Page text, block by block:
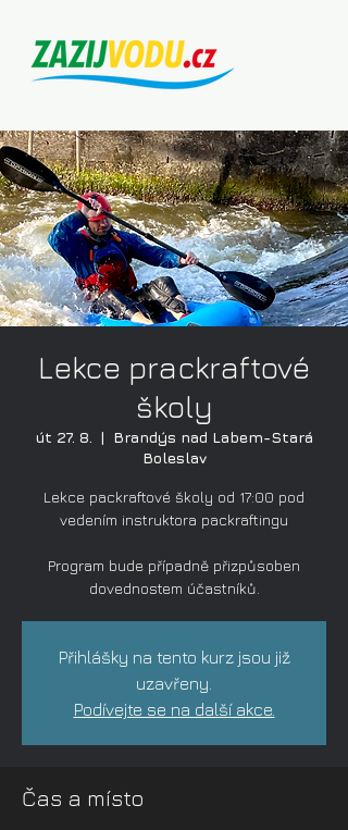
Lekce prackraftové
školy
út 27. 8.
  |
Brandýs nad Labem-Stará
Boleslav
Lekce packraftové školy od 17:00 pod
vedením instruktora packraftingu
Program bude případně přizpůsoben
dovednostem účastníků.
Přihlášky na tento kurz jsou již
uzavřeny.
Podívejte se na další akce.
Čas a místo